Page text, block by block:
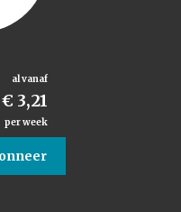
al vanaf
€ 3,21
per week